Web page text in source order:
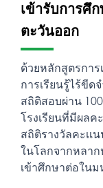
เข้ารับการศึ
ตะวันออก
ด้วยหลักสูตรกา
การเรียนรู้ไร้ขีด
สถิติสอบผ่าน
โรงเรียนที่มีผลค
สถิติรางวัลคะเเ
ในโลกจากหลา
เข้าศึกษาต่อใน